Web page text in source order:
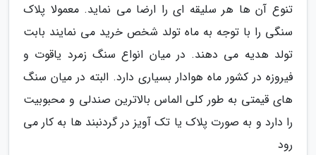
تنوع آن ها هر سلیقه ای را ارضا می نماید. معمولا پلاک
سنگی را با توجه به ماه تولد شخص خرید می نمایند بابت
تولد هدیه می دهند. در میان انواع سنگ زمرد یاقوت و
فیروزه در کشور ماه هوادار بسیاری دارد. البته در میان سنگ
های قیمتی به طور کلی الماس بالاترین صندلی و محبوبیت
را دارد و به صورت پلاک یا تک آویز در گردنبند ها به کار می
رود